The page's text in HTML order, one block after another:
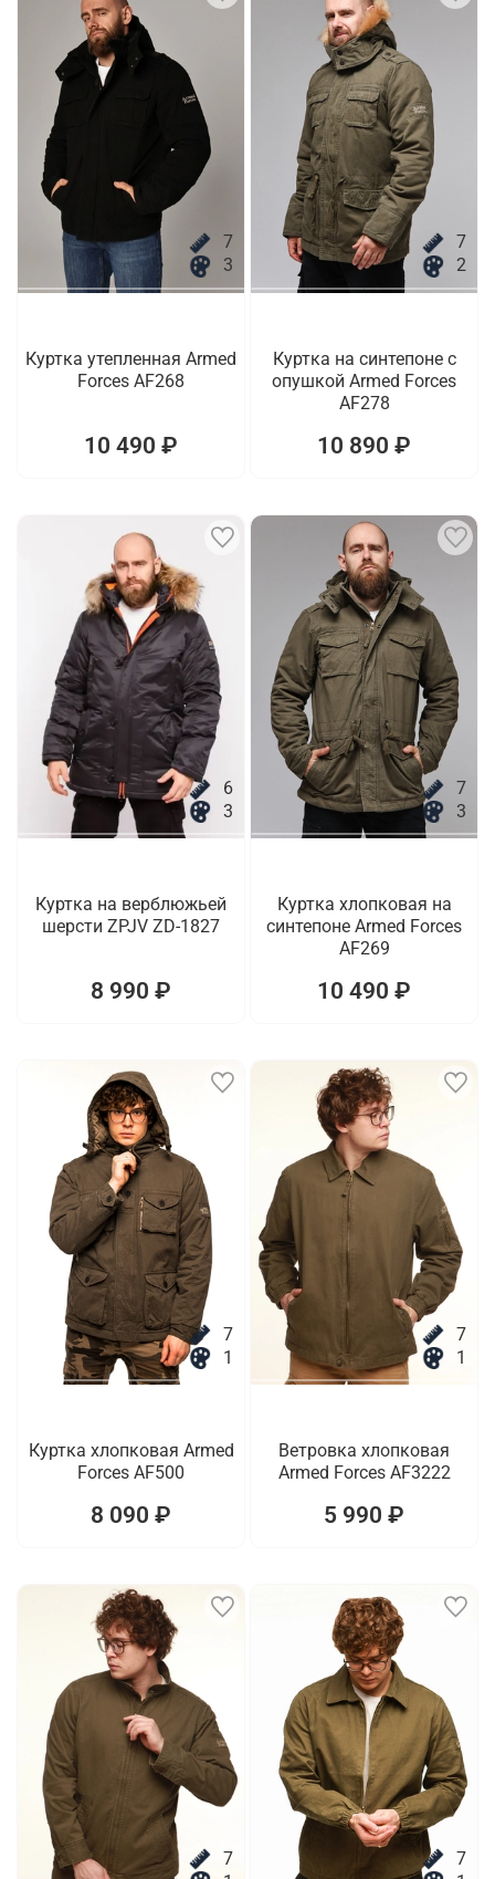
7
3
Куртка утепленная Armed
Forces AF268
10 490 ₽
7
2
Куртка на синтепоне с
опушкой Armed Forces
AF278
10 890 ₽
6
3
Куртка на верблюжьей
шерсти ZPJV ZD-1827
8 990 ₽
7
3
Куртка хлопковая на
синтепоне Armed Forces
AF269
10 490 ₽
7
1
Куртка хлопковая Armed
Forces AF500
8 090 ₽
7
1
Ветровка хлопковая
Armed Forces AF3222
5 990 ₽
7
7